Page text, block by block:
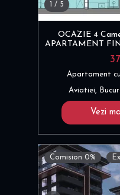
/ 5
OCAZIE 4
APARTAMENT
Apartament
Aviatiei,
Vezi
Comision 0%